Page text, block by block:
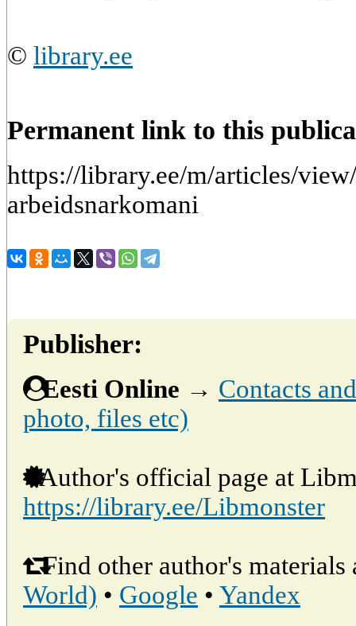
© library.ee
Permanent link to this
https://library.ee/m/articles/
arbeidsnarkomani
Publisher:
Eesti Online → Contacts
photo, files etc)
Author's official page at
https://library.ee/Libmonster
Find other author's materials
World) • Google • Yandex